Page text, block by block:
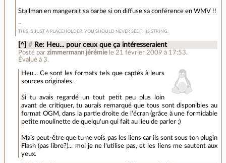
Stallman en mangerait sa barbe si on diffuse sa conférence en WMV !!
THIS IS JUST A PLACEHOLDER. YOU SHOULD NEVER SEE THIS STRING.
[^] # Re: Heu... pour ceux que ça intéresseraient
Posté parzimmermann jérémie le 21 février 2009 à 17:53.
Évalué à 3.
Heu... Ce sont les formats tels que captés à leurs
sources originales.
Si tu avais regardé un tout petit peu plus loin
avant de critiquer, tu aurais remarqué que tous sont disponibles au
format OGM, dans la partie droite de l'écran (grâce à une formidable
petite moulinette de quelqu'un qui fait au lieu de parler ;)
Mais peut-être que tu ne vois pas les liens car ils sont sous ton plugin
Flash (pas libre?)... moi je ne l'utilise pas, et les liens me sautent aux
yeux.